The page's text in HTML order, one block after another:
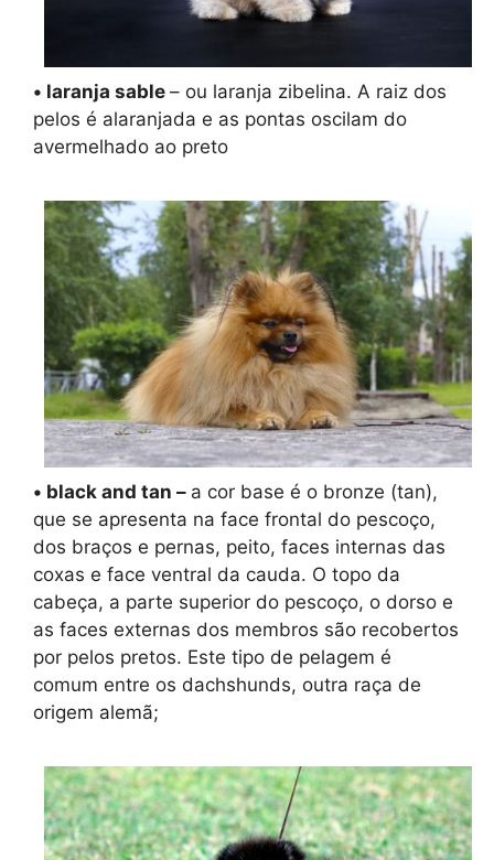
• laranja sable – ou laranja zibelina. A raiz dos
pelos é alaranjada e as pontas oscilam do
avermelhado ao preto
• black and tan – a cor base é o bronze (tan),
que se apresenta na face frontal do pescoço,
dos braços e pernas, peito, faces internas das
coxas e face ventral da cauda. O topo da
cabeça, a parte superior do pescoço, o dorso e
as faces externas dos membros são recobertos
por pelos pretos. Este tipo de pelagem é
comum entre os dachshunds, outra raça de
origem alemã;